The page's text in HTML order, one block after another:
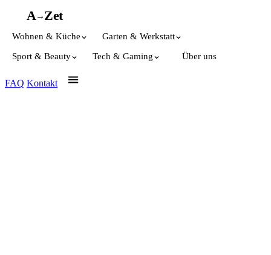
A→Zet
Wohnen & Küche Garten & Werkstatt
Sport & Beauty Tech & Gaming Über uns
FAQ Kontakt